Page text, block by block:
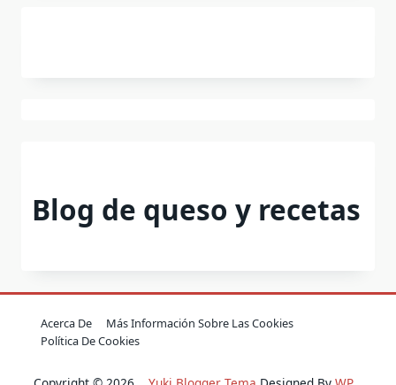
Blog de queso y recetas
Acerca De
Más Información Sobre Las Cookies
Política De Cookies